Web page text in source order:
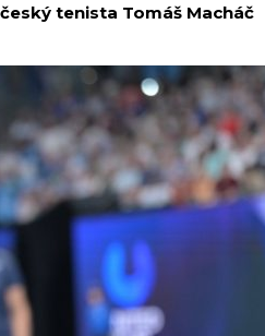
tenista Tomáš Macháč